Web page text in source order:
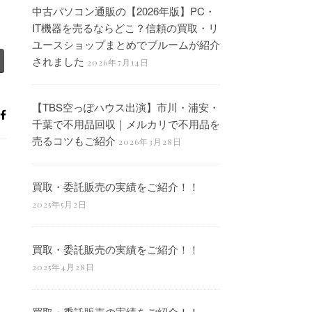
中古パソコン通販の【2026年版】PC・
IT機器を売るならどこ？信頼の買取・リ
ユースショップまとめでブルームが紹介
されました 2026年7月14日
【TBS空っぽハウス出演】市川・浦安・
千葉で不用品回収｜メルカリで不用品を
売るコツもご紹介 2026年3月28日
買取・委託販売の実績をご紹介！！
2025年5月2日
買取・委託販売の実績をご紹介！！
2025年4月28日